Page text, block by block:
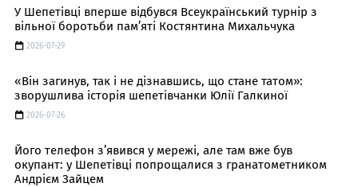
У Шепетівці вперше відбувся Всеукраїнський турнір з
вільної боротьби пам’яті Костянтина Михальчука
2026-07-29
«Він загинув, так і не дізнавшись, що стане татом»:
зворушлива історія шепетівчанки Юлії Галкиної
2026-07-26
Його телефон з’явився у мережі, але там вже був
окупант: у Шепетівці попрощалися з гранатометником
Андрієм Зайцем